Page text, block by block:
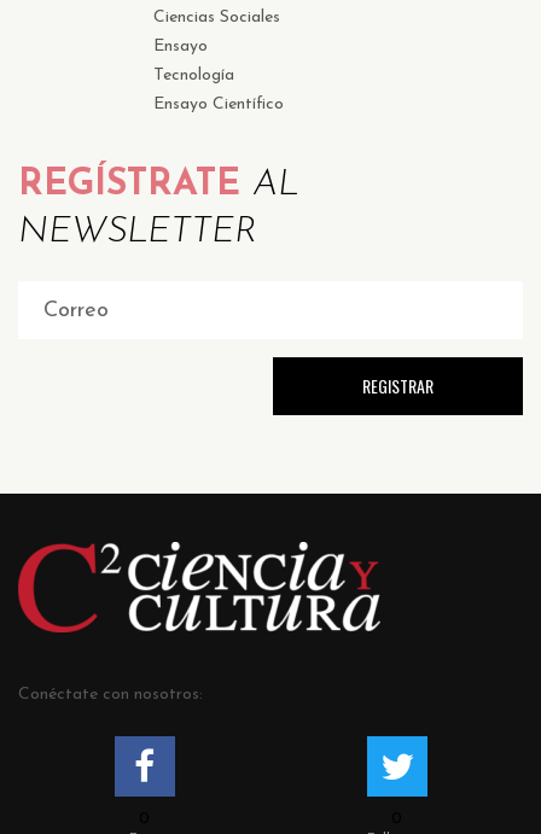
Ciencias Sociales
Ensayo
Tecnología
Ensayo Científico
REGÍSTRATE AL
NEWSLETTER
Conéctate con nosotros: